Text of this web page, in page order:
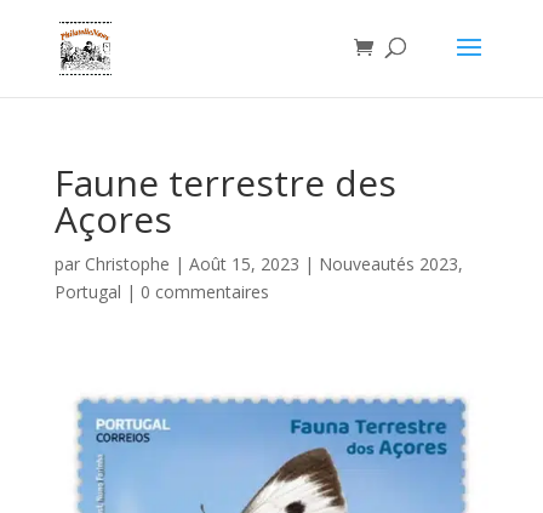
Faune terrestre des
Açores
par Christophe | Août 15, 2023 | Nouveautés 2023,
Portugal | 0 commentaires